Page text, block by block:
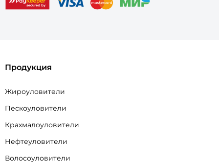
Продукция
Жироуловители
Пескоуловители
Крахмалоуловители
Нефтеуловители
Волосоуловители